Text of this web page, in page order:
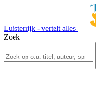
Luisterrijk - vertelt alles
Zoek